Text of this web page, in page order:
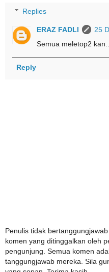
Replies
ERAZ FADLI
25
Semua meletop2
Reply
Penulis tidak
komen yang ditinggalkan oleh
pengunjung. Semua komen
tanggungjawab mereka. Sila